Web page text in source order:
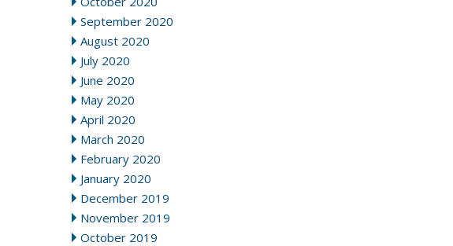
September 2020
August 2020
July 2020
June 2020
May 2020
April 2020
March 2020
February 2020
January 2020
December 2019
November 2019
October 2019